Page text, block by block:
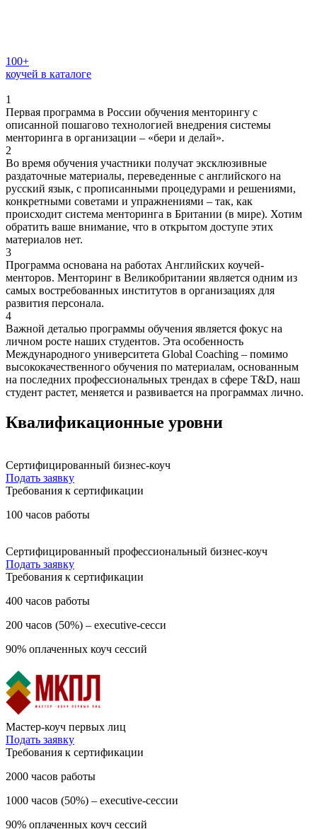
100+
коучей в каталоге
1
Первая программа в России обучения менторингу с
описанной пошагово технологией внедрения системы
менторинга в организации – «бери и делай».
2
Во время обучения участники получат эксклюзивные
раздаточные материалы, переведенные с английского на
русский язык, с прописанными процедурами и решениями,
конкретными советами и упражнениями – так, как
происходит система менторинга в Британии (в мире). Хотим
обратить ваше внимание, что в открытом доступе этих
материалов нет.
3
Программа основана на работах Английских коучей-
менторов. Менторинг в Великобритании является одним из
самых востребованных институтов в организациях для
развития персонала.
4
Важной деталью программы обучения является фокус на
личном росте наших студентов. Эта особенность
Международного университета Global Coaching – помимо
высококачественного обучения по материалам, основанным
на последних профессиональных трендах в сфере T&D, наш
студент растет, меняется и развивается на программах лично.
Квалификационные уровни
Сертифицированный бизнес-коуч
Подать заявку
Требования к сертификации
100 часов работы
Сертифицированный профессиональный бизнес-коуч
Подать заявку
Требования к сертификации
400 часов работы
200 часов (50%) – executive-сесси
90% оплаченных коуч сессий
Мастер-коуч первых лиц
Подать заявку
Требования к сертификации
2000 часов работы
1000 часов (50%) – executive-сессии
90% оплаченных коуч сессий